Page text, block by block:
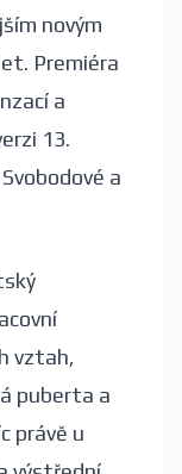
novým
Premiéra
a
13.
a
vztah,
puberta a
právě u